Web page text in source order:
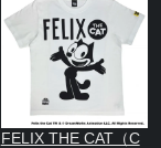
FELIX THE CAT（C